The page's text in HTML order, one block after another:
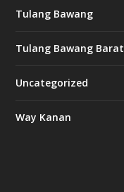
Tulang Bawang
Tulang Bawang Barat
Uncategorized
Way Kanan